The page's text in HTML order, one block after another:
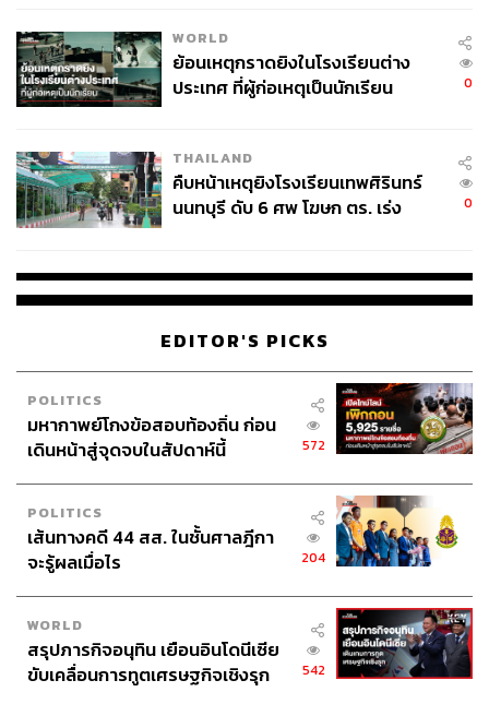
ป้องกัน
อนึ่ง BBC ยังตั้งข้อสังเกตต่อมาตรการของอังกฤษว่า บริษัท
และเลื่อนออกไป
ภาพ:Vasin Lee / ShutterStock
https://time.com/article/2026/06/16/uk-social-media-b
an-under16-children-australia-framework/
dia-ban-intl-scli
https://www.gov.uk/government/publications/fact-she
et-new-rules-to-protect-children-online/fact-sheet-ne
w-rules-to-protect-children-online
https://www.bbc.com/news/articles/c9824zvpz9po
https://www.amnesty.org/en/latest/news/2026/06/uk-s
ocial-media-ban-for-under-16s-right-diagnosis-wrong
-prescription/
https://theconversation.com/uk-under-16-social-medi
TAGS: UK Social Media Australia
TikTok
Amnesty International
Meta
United Kingdom
Keir Starmer
Instagram
WORLD
ย้อนเหตุกราดยิงในโรงเรียนต่าง
ประเทศ ที่ผู้ก่อเหตุเป็นนักเรียน
0
THAILAND
คืบหน้าเหตุยิงโรงเรียนเทพศิรินทร์
นนทบุรี ดับ 6 ศพ โฆษก ตร. เร่ง
0
EDITOR'S PICKS
POLITICS
มหากาพย์โกงข้อสอบท้องถิ่น ก่อน
เดินหน้าสู่จุดจบในสัปดาห์นี้
572
POLITICS
เส้นทางคดี 44 สส. ในชั้นศาลฎีกา
จะรู้ผลเมื่อไร
204
WORLD
สรุปภารกิจอนุทิน เยือนอินโดนีเซีย
ขับเคลื่อนการทูตเศรษฐกิจเชิงรุก
542